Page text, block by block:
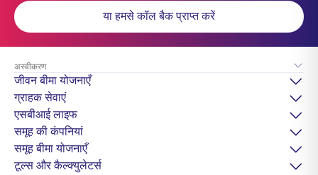
या हमसे कॉल बैक प्राप्त करें
अस्वीकरण
जीवन बीमा योजनाएँ
ग्राहक सेवाएं
एसबीआई लाइफ
समूह की कंपनियां
समूह बीमा योजनाएँ
टूल्स और कैल्क्युलेटर्स